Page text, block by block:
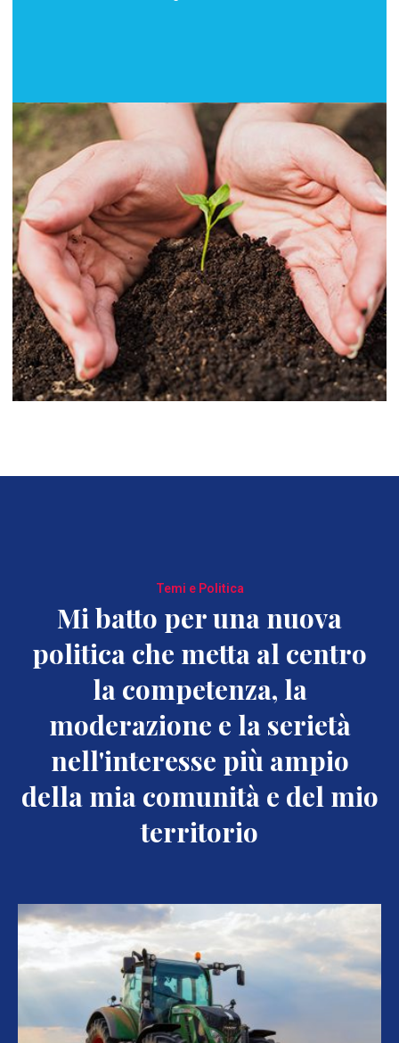
Temi e Politica
Mi batto per una nuova
politica che metta al centro
la competenza, la
moderazione e la serietà
nell'interesse più ampio
della mia comunità e del mio
territorio